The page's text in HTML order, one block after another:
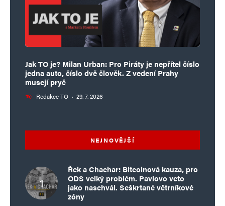
Jak TO je? Milan Urban: Pro Piráty je nepřítel číslo
jedna auto, číslo dvě člověk. Z vedení Prahy
musejí pryč
Redakce TO · 29. 7. 2026
NEJNOVĚJŠÍ
Řek a Chachar: Bitcoinová kauza, pro
ODS velký problém. Pavlovo veto
jako naschvál. Seškrtané větrníkové
zóny